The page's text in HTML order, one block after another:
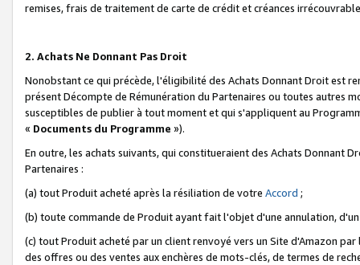
remises, frais de traitement de carte de crédit et créances
2. Achats Ne Donnant Pas Droit
Nonobstant ce qui précède, l'éligibilité des Achats Donnant Droit est
présent Décompte de Rémunération du Partenaires ou toutes autres
susceptibles de publier à tout moment et qui s'appliquent au
« Documents du Programme »).
En outre, les achats suivants, qui constitueraient des Achats Donnant
Partenaires :
(a) tout Produit acheté après la résiliation de votre Accord ;
(b) toute commande de Produit ayant fait l'objet d'une annulation,
(c) tout Produit acheté par un client renvoyé vers un Site d'Amazon
des offres ou des ventes aux enchères de mots-clés, de termes de